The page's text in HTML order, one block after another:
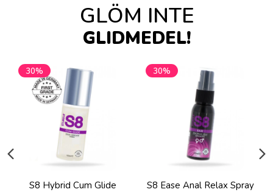
GLÖM INTE
GLIDMEDEL!
30%
S8 Hybrid Cum Glide
30%
S8 Ease Anal Relax Spray